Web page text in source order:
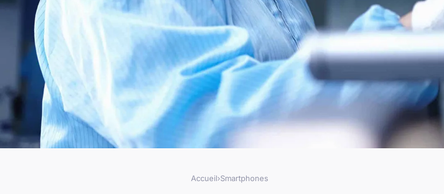
Accueil›Smartphones